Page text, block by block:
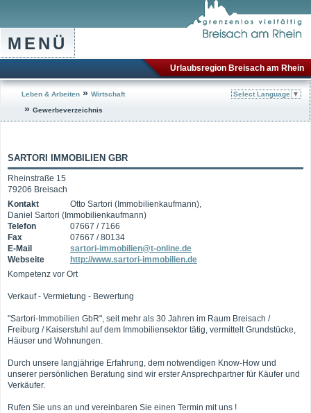
MENÜ
Urlaubsregion Breisach am Rhein
Leben & Arbeiten » Wirtschaft
» Gewerbeverzeichnis
Select Language ▼
SARTORI IMMOBILIEN GBR
Rheinstraße 15
79206 Breisach
Kontakt
Otto Sartori (Immobilienkaufmann),
Daniel Sartori (Immobilienkaufmann)
Telefon
07667 / 7166
Fax
07667 / 80134
E-Mail
sartori-immobilien@t-online.de
Webseite
http://www.sartori-immobilien.de
Kompetenz vor Ort
Verkauf - Vermietung - Bewertung
"Sartori-Immobilien GbR", seit mehr als 30 Jahren im Raum Breisach /
Freiburg / Kaiserstuhl auf dem Immobiliensektor tätig, vermittelt Grundstücke,
Häuser und Wohnungen.
Durch unsere langjährige Erfahrung, dem notwendigen Know-How und
unserer persönlichen Beratung sind wir erster Ansprechpartner für Käufer und
Verkäufer.
Rufen Sie uns an und vereinbaren Sie einen Termin mit uns !